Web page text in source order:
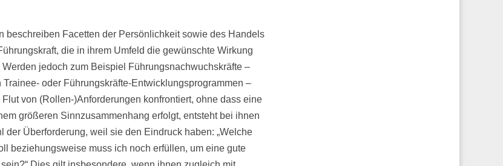
beschreiben Facetten der Persönlichkeit sowie des Handels
die in ihrem Umfeld die gewünschte Wirkung
Werden jedoch zum Beispiel Führungsnachwuchskräfte –
oder Führungskräfte-Entwicklungsprogrammen –
von (Rollen-)Anforderungen konfrontiert, ohne dass eine
größeren Sinnzusammenhang erfolgt, entsteht bei ihnen
der Überforderung, weil sie den Eindruck haben: „Welche
beziehungsweise muss ich noch erfüllen, um eine gute